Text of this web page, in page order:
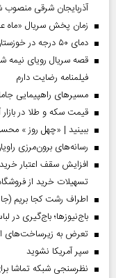
آذربایجان شرقی
زمان پخش سریال «ماه
دمای ۵۰ درجه در خوزستان | احتمال بارش‌های سیل‌آسا در ۳ استان
قصه سریال رویای
فیلمنامه رضایت دارم
مسیر‌های راهپیمایی
قیمت سکه و طلا در بازار آزاد در ۱۰
ببینید | «چهل روز »
رسانه‌های برون‌مرزی
افزایش سقف اعتبار
تسهیلات خرید از
اطراف رشت کجا بریم
باج‌نیوزها؛ باج‌گیری در
تعرض به زیرساخت‌های
سپر آمریکا نشوید
نظرسنجی شبکه تماشا